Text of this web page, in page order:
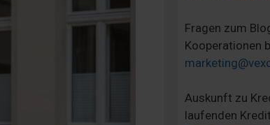
Fragen zum
Kooperationen
Auskunft zu
laufenden